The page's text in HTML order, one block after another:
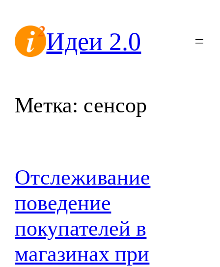
содержимомуИдеи 2.0
Метка: сенсор
Отслеживание
поведение
покупателей в
магазинах при